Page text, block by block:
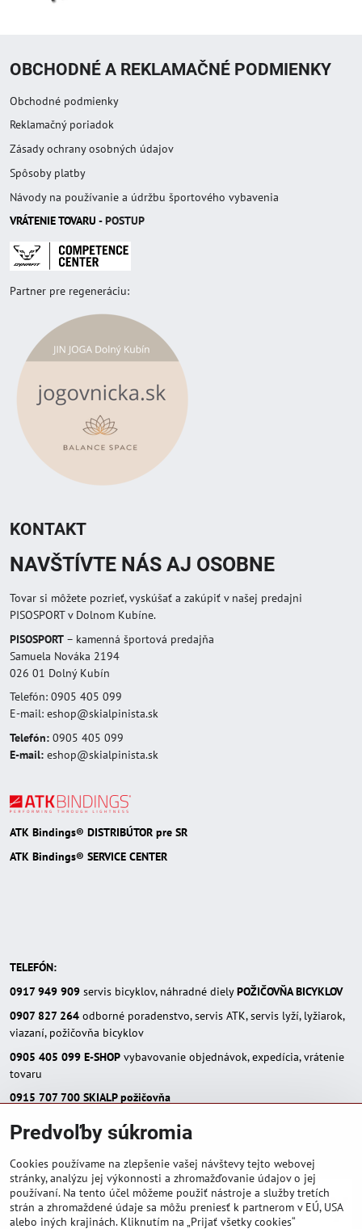
OBCHODNÉ A REKLAMAČNÉ PODMIENKY
Obchodné podmienky
Reklamačný poriadok
Zásady ochrany osobných údajov
Spôsoby platby
Návody na používanie a údržbu športového vybavenia
VRÁTENIE TOVARU - POSTUP
Partner pre regeneráciu:
KONTAKT
NAVŠTÍVTE NÁS AJ OSOBNE
Tovar si môžete pozrieť, vyskúšať a zakúpiť v našej predajni
PISOSPORT v Dolnom Kubíne.
PISOSPORT – kamenná športová predajňa
Samuela Nováka 2194
026 01 Dolný Kubín
Telefón: 0905 405 099
E-mail: eshop@skialpinista.sk
Telefón: 0905 405 099
E-mail: eshop@skialpinista.sk
ATK Bindings® DISTRIBÚTOR pre SR
ATK Bindings® SERVICE CENTER
TELEFÓN:
0917 949 909 servis bicyklov, náhradné dielyPOŽIČOVŇA BICYKLOV
0907 827 264 odborné poradenstvo, servis ATK, servis lyží, lyžiarok,
viazaní, požičovňa bicyklov
0905 405 099 E-SHOP vybavovanie objednávok, expedícia, vrátenie
tovaru
0915 707 700 SKIALP požičovňa
E-MAIL:
eshop(zavináč)skialpinista.sk
pisosport(zavináč)pisosport.sk
Predvoľby súkromia
Cookies používame na zlepšenie vašej návštevy tejto webovej
stránky, analýzu jej výkonnosti a zhromažďovanie údajov o jej
používaní. Na tento účel môžeme použiť nástroje a služby tretích
strán a zhromaždené údaje sa môžu preniesť k partnerom v EÚ, USA
alebo iných krajinách. Kliknutím na „Prijať všetky cookies“